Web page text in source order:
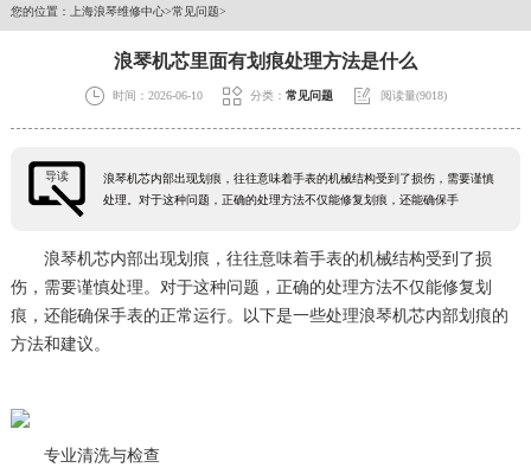
您的位置： 上海浪琴维修中心>常见问题>
浪琴机芯里面有划痕处理方法是什么
 时间：2026-06-10  分类： 常见问题  阅读量(9018)
导读
浪琴机芯内部出现划痕，往往意味着手表的机械结构受到了损伤，需要谨慎
处理。对于这种问题，正确的处理方法不仅能修复划痕，还能确保手
浪琴机芯内部出现划痕，往往意味着手表的机械结构受到了损
伤，需要谨慎处理。对于这种问题，正确的处理方法不仅能修复划
痕，还能确保手表的正常运行。以下是一些处理浪琴机芯内部划痕的
方法和建议。
专业清洗与检查